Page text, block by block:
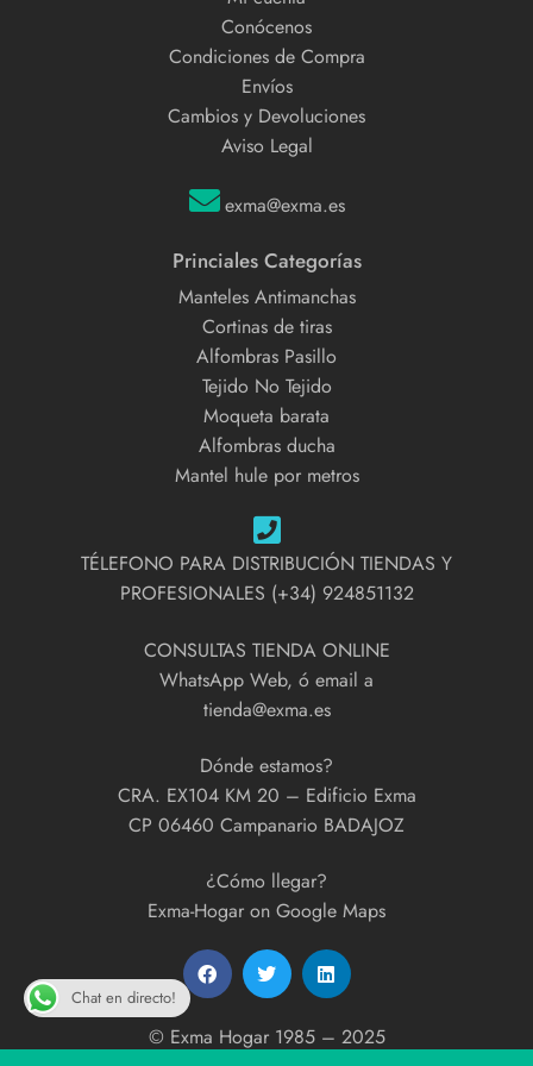
Conócenos
Condiciones de Compra
Envíos
Cambios y Devoluciones
Aviso Legal
exma@exma.es
Princiales Categorías
Manteles Antimanchas
Cortinas de tiras
Alfombras Pasillo
Tejido No Tejido
Moqueta barata
Alfombras ducha
Mantel hule por metros
TÉLEFONO PARA DISTRIBUCIÓN TIENDAS Y
PROFESIONALES (+34) 924851132
CONSULTAS TIENDA ONLINE
WhatsApp Web, ó email a
tienda@exma.es
Dónde estamos?
CRA. EX104 KM 20 – Edificio Exma
CP 06460 Campanario BADAJOZ
¿Cómo llegar?
Exma-Hogar on Google Maps
© Exma Hogar 1985 – 2025
Chat en directo!